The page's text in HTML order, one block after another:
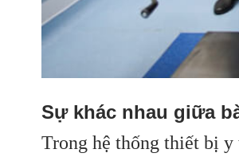
Sự khác nhau giữa
Trong hệ thống thiết bị y